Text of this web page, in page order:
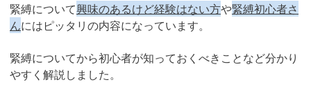
緊縛について興味のあるけど経験はない方や緊縛初心者さ
んにはピッタリの内容になっています。
緊縛についてから初心者が知っておくべきことなど分かり
やすく解説しました。